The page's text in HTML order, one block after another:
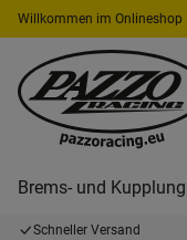
Willkommen im Onlineshop
Brems- und
Schneller Versand